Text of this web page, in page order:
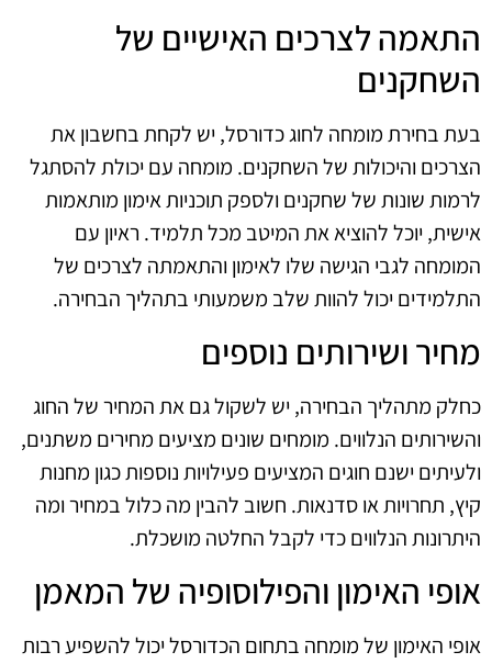
התאמה לצרכים האישיים של
השחקנים
בעת בחירת מומחה לחוג כדורסל, יש לקחת בחשבון את
הצרכים והיכולות של השחקנים. מומחה עם יכולת להסתגל
לרמות שונות של שחקנים ולספק תוכניות אימון מותאמות
אישית, יוכל להוציא את המיטב מכל תלמיד. ראיון עם
המומחה לגבי הגישה שלו לאימון והתאמתה לצרכים של
התלמידים יכול להוות שלב משמעותי בתהליך הבחירה.
מחיר ושירותים נוספים
כחלק מתהליך הבחירה, יש לשקול גם את המחיר של החוג
והשירותים הנלווים. מומחים שונים מציעים מחירים משתנים,
ולעיתים ישנם חוגים המציעים פעילויות נוספות כגון מחנות
קיץ, תחרויות או סדנאות. חשוב להבין מה כלול במחיר ומה
היתרונות הנלווים כדי לקבל החלטה מושכלת.
אופי האימון והפילוסופיה של המאמן
אופי האימון של מומחה בתחום הכדורסל יכול להשפיע רבות